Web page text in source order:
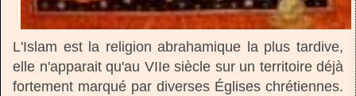
L'Islam est la religion abrahamique la plus tardive,
elle n'apparait qu'au VIIe siècle sur un territoire déjà
fortement marqué par diverses Églises chrétiennes.